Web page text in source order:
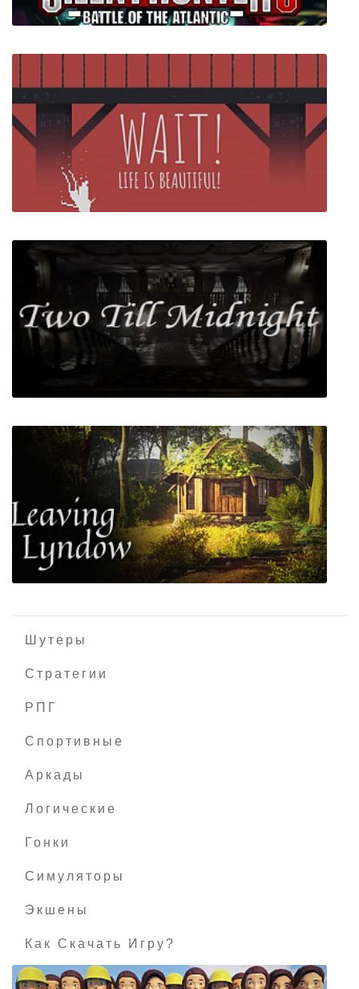
Silent Hunter 5 Battle of the Atlantic
Wait! Life is Beautiful!
Two Till Midnight
Шутеры
Стратегии
РПГ
Спортивные
Аркады
Логические
Гонки
Симуляторы
Экшены
Как Скачать Игру?